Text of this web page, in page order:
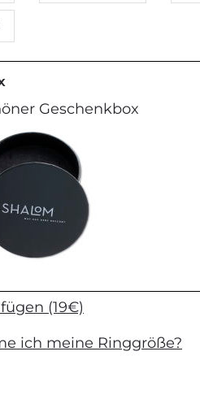
Geschenkbox
(19€)
ich meine Ringgröße?